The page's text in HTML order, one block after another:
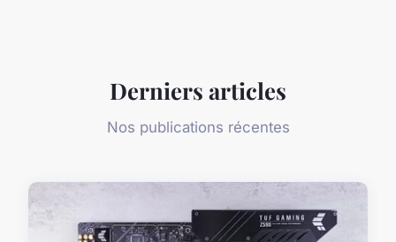
Derniers articles
Nos publications récentes